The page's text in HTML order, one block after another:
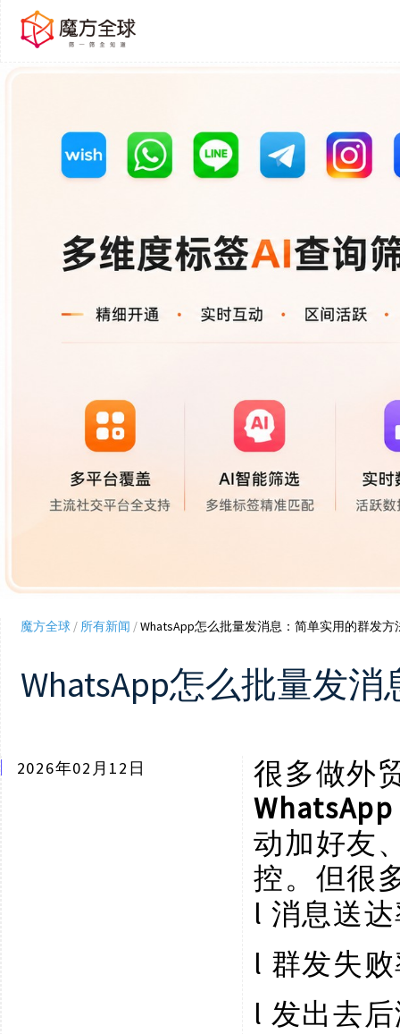
魔方全球/ 所有新闻 /WhatsApp怎么批量发消息：简单实用的群发方
WhatsApp怎么批量发
2026年02月12日 很多做外
WhatsApp
动加好友
控。但很
l 消息送
l 群发失
l 发出去